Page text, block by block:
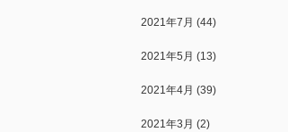
2021年7月 (44)
2021年5月 (13)
2021年4月 (39)
2021年3月 (2)